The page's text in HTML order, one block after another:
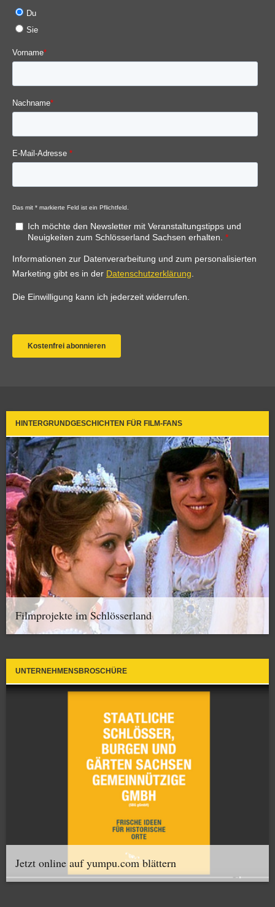
HINTERGRUNDGESCHICHTEN FÜR FILM-FANS
Filmprojekte im Schlösserland
UNTERNEHMENSBROSCHÜRE
Jetzt online auf yumpu.com blättern